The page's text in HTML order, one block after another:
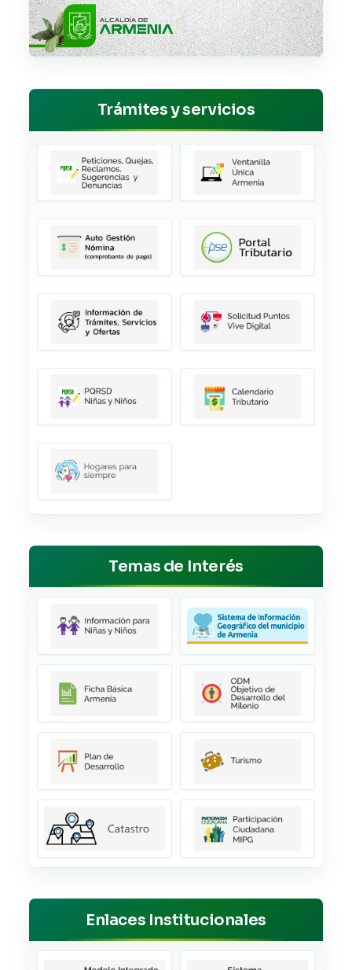
Trámites y servicios
Temas de Interés
Enlaces Institucionales